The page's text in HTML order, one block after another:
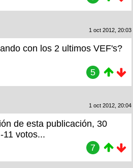
1 oct 2012, 20:03
con los 2 ultimos VEF's?
5
1 oct 2012, 20:04
de esta publicación, 30
11 votos...
7